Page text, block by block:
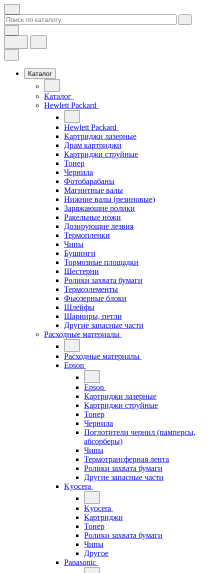
Каталог
Каталог
Hewlett Packard
Hewlett Packard
Картриджи лазерные
Драм картриджи
Картриджи струйные
Тонер
Чернила
Фотобарабаны
Магнитные валы
Нижние валы (резиновые)
Заряжающие ролики
Ракельные ножи
Дозирующие лезвия
Термопленки
Чипы
Бушинги
Тормозные площадки
Шестерни
Ролики захвата бумаги
Термоэлементы
Фьюзерные блоки
Шлейфы
Шарниры, петли
Другие запасные части
Расходные материалы
Расходные материалы
Epson
Epson
Картриджи лазерные
Картриджи струйные
Тонер
Чернила
Поглотители чернил (памперсы,
абсорберы)
Чипы
Термотрансферная лента
Ролики захвата бумаги
Другие запасные части
Kyocera
Kyocera
Картриджи
Тонер
Ролики захвата бумаги
Чипы
Другое
Panasonic